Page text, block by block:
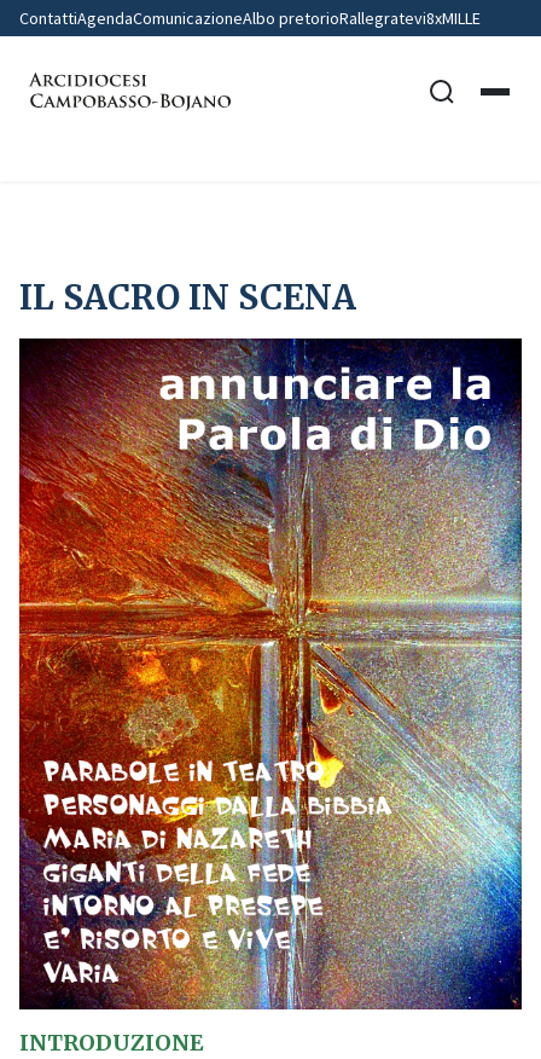
ContattiAgendaComunicazioneAlbo pretorioRallegratevi8xMILLE
IL SACRO IN SCENA
INTRODUZIONE